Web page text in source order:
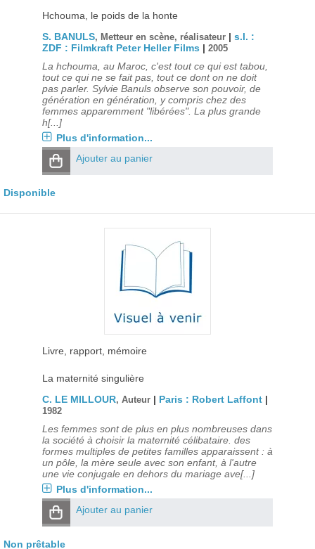
Hchouma, le poids de la honte
S. BANULS, Metteur en scène, réalisateur | s.l. :
ZDF : Filmkraft Peter Heller Films | 2005
La hchouma, au Maroc, c'est tout ce qui est tabou,
tout ce qui ne se fait pas, tout ce dont on ne doit
pas parler. Sylvie Banuls observe son pouvoir, de
génération en génération, y compris chez des
femmes apparemment "libérées". La plus grande
h[...]
Plus d'information...
Ajouter au panier
Disponible
Livre, rapport, mémoire
La maternité singulière
C. LE MILLOUR, Auteur | Paris : Robert Laffont|
1982
Les femmes sont de plus en plus nombreuses dans
la société à choisir la maternité célibataire. des
formes multiples de petites familles apparaissent : à
un pôle, la mère seule avec son enfant, à l'autre
une vie conjugale en dehors du mariage ave[...]
Plus d'information...
Ajouter au panier
Non prêtable